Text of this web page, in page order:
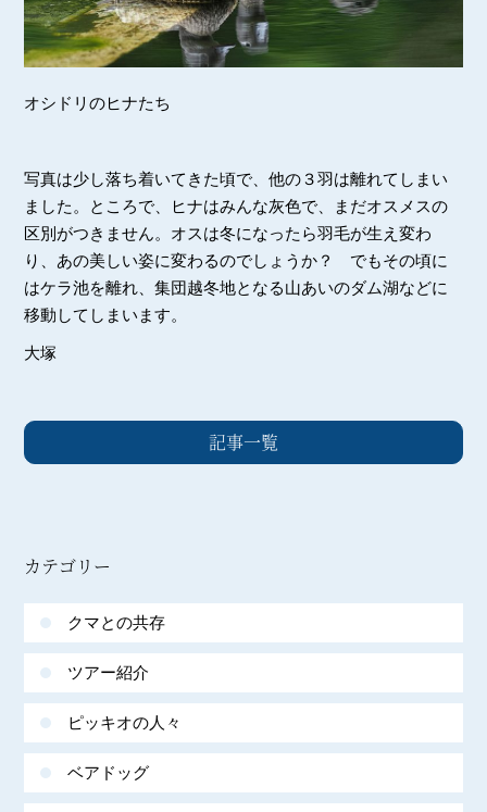
オシドリのヒナたち
写真は少し落ち着いてきた頃で、他の３羽は離れてしまい
ました。ところで、ヒナはみんな灰色で、まだオスメスの
区別がつきません。オスは冬になったら羽毛が生え変わ
り、あの美しい姿に変わるのでしょうか？ でもその頃に
はケラ池を離れ、集団越冬地となる山あいのダム湖などに
移動してしまいます。
大塚
記事一覧
カテゴリー
クマとの共存
ツアー紹介
ピッキオの人々
ベアドッグ